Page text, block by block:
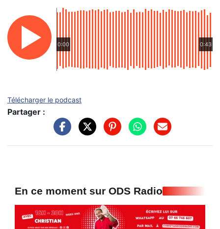
0:00 0:43
Télécharger le podcast
Partager :
En ce moment sur ODS Radio